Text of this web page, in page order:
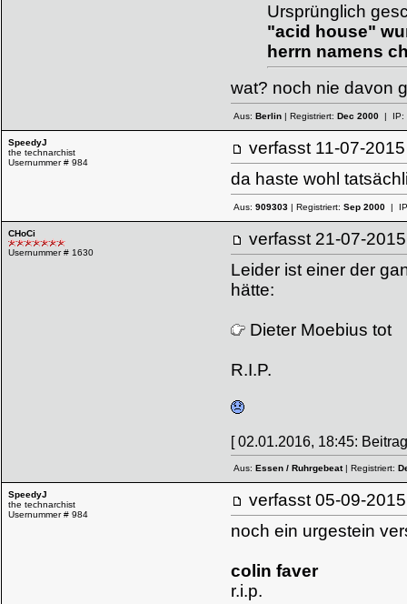
Ursprünglich
"acid house"
herrn namens
wat? noch nie davon
Aus: Berlin | Registriert: Dec 2000 | IP:
SpeedyJ
the technarchist
Usernummer # 984
verfasst 11-07-
da haste wohl
Aus: 909303 | Registriert: Sep 2000 |
CHoCi
Usernummer # 1630
verfasst 21-07-
Leider ist einer der
hätte:
Dieter Moebius tot
R.I.P.
[ 02.01.2016, 18:45:
Aus: Essen / Ruhrgebeat| Registriert:
SpeedyJ
the technarchist
Usernummer # 984
verfasst 05-09-
noch ein urgestein
colin faver
r.i.p.